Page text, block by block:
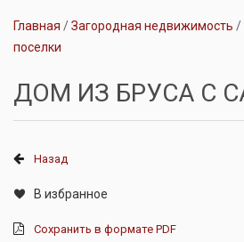
Главная Загородная недвижимость
поселки
ДОМ ИЗ БРУСА С
Назад
В избранное
Сохранить в формате PDF